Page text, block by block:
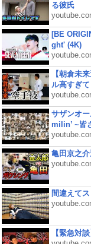
る彼氏
[BE
ght' (4K)
【朝倉未
ル高すぎ
サザンオ
milin’ ~皆
亀田京之
間違えて
【緊急対